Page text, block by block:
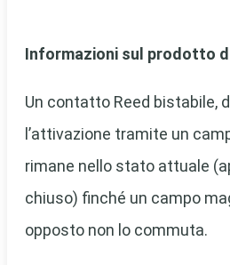
Informazioni sul prodotto
Un contatto Reed bistabile,
l’attivazione tramite un
rimane nello stato attuale
chiuso) finché un campo
opposto non lo commuta.